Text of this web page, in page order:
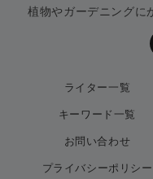
植物やガーデニングに
ライター一覧
キーワード一覧
お問い合わせ
プライバシーポリシー